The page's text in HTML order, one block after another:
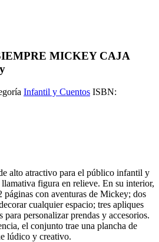
MICKEY CAJA
Infantil y Cuentos ISBN:
alto atractivo para el público infantil y
figura en relieve. En su interior,
páginas con aventuras de Mickey; dos
cualquier espacio; tres apliques
para personalizar prendas y accesorios.
el conjunto trae una plancha de
lúdico y creativo.